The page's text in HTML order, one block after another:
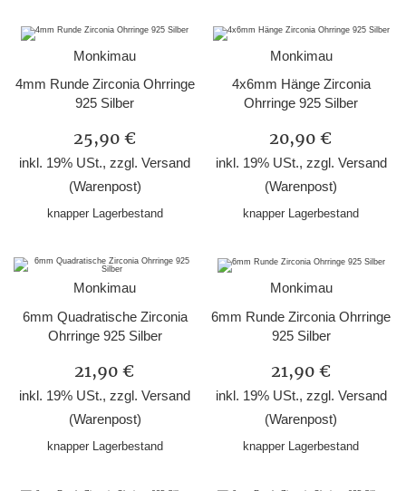
Monkimau
4mm Runde Zirconia Ohrringe
925 Silber
25,90 €
inkl. 19% USt., zzgl.Versand
(Warenpost)
knapper Lagerbestand
Monkimau
4x6mm Hänge Zirconia
Ohrringe 925 Silber
20,90 €
inkl. 19% USt., zzgl. Versand
(Warenpost)
knapper Lagerbestand
Monkimau
6mm Quadratische Zirconia
Ohrringe 925 Silber
21,90 €
inkl. 19% USt., zzgl.Versand
(Warenpost)
knapper Lagerbestand
Monkimau
6mm Runde Zirconia Ohrringe
925 Silber
21,90 €
inkl. 19% USt., zzgl. Versand
(Warenpost)
knapper Lagerbestand